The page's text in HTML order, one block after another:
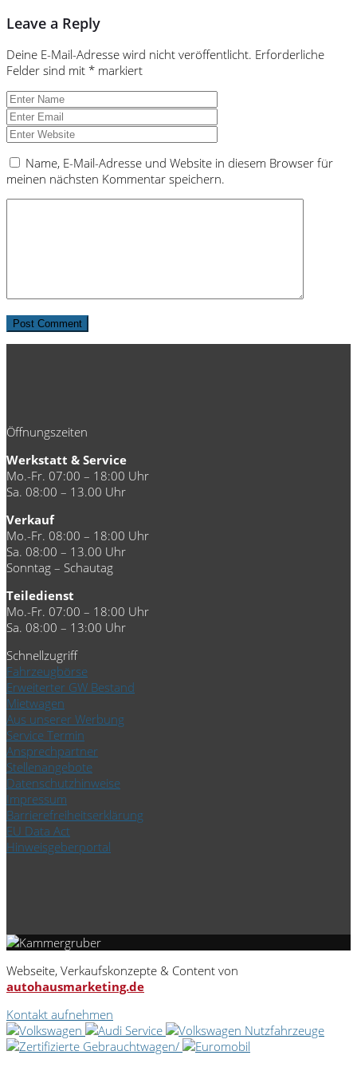
Leave a Reply
Deine E-Mail-Adresse wird nicht veröffentlicht. Erforderliche
Felder sind mit * markiert
Name, E-Mail-Adresse und Website in diesem Browser für
meinen nächsten Kommentar speichern.
Öffnungszeiten
Werkstatt & Service
Mo.-Fr. 07:00 – 18:00 Uhr
Sa. 08:00 – 13.00 Uhr
Verkauf
Mo.-Fr. 08:00 – 18:00 Uhr
Sa. 08:00 – 13.00 Uhr
Sonntag – Schautag
Teiledienst
Mo.-Fr. 07:00 – 18:00 Uhr
Sa. 08:00 – 13:00 Uhr
Schnellzugriff
Fahrzeugbörse
Erweiterter GW Bestand
Mietwagen
Aus unserer Werbung
Service Termin
Ansprechpartner
Stellenangebote
Datenschutzhinweise
Impressum
Barrierefreiheitserklärung
EU Data Act
Hinweisgeberportal
Webseite, Verkaufskonzepte & Content von
autohausmarketing.de
Kontakt aufnehmen